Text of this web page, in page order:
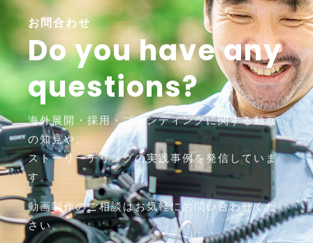
お問合わせ
Do you have any
questions?
海外展開・採用・ブランディングに関する動画
の知見や、
ストーリーテリングの実践事例を発信していま
す。
動画制作のご相談はお気軽にお問い合わせくだ
さい。